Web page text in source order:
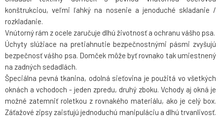
konštrukciou, veľmi ľahký na nosenie a jenoduché skladanie /
rozkladanie.
Vnútorný rám z ocele zaručuje dlhú životnosť a ochranu vášho psa.
Úchyty slúžiace na pretiahnutie bezpečnostnými pásmi zvyšujú
bezpečnosť vášho psa. Domček môže byť rovnako tak umiestnený
na zadných sedadlách.
Špeciálna pevná tkanina, odolná sieťovina je použitá vo všetkých
oknách a vchodoch - jeden zpredu, druhý zboku. Vchody aj okná je
možné zatemniť roletkou z rovnakého materiálu, ako je celý box.
Záťažové zipsy zaisťujú jednoduchú manipuláciu a dlhú trvanlivosť.